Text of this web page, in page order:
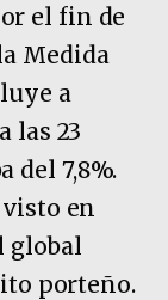
el fin de
Medida
a
las 23
del 7,8%.
en
global
porteño.